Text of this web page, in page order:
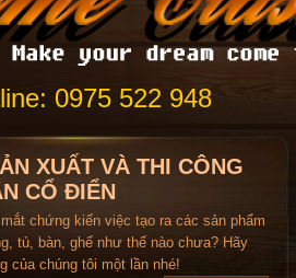
0975 522 948
XUẤT VÀ THI CÔNG
CỔ ĐIỂN
chứng kiến việc tạo ra các sản phẩm
tủ, bàn, ghế như thế nào chưa? Hãy
của chúng tôi một lần nhé!